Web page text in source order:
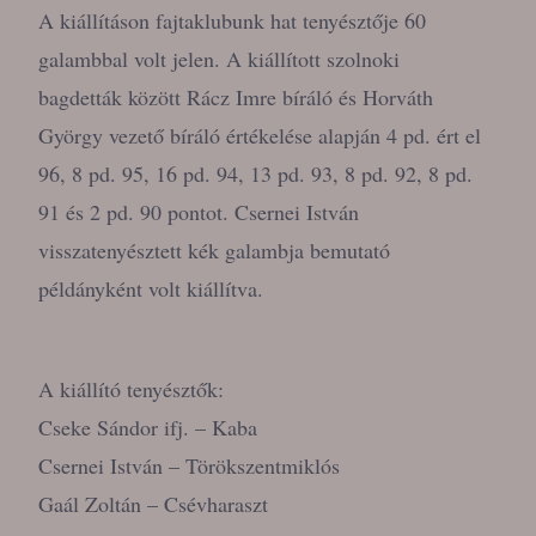
A kiállításon fajtaklubunk hat tenyésztője 60
galambbal volt jelen. A kiállított szolnoki
bagdetták között Rácz Imre bíráló és Horváth
György vezető bíráló értékelése alapján 4 pd. ért el
96, 8 pd. 95, 16 pd. 94, 13 pd. 93, 8 pd. 92, 8 pd.
91 és 2 pd. 90 pontot. Csernei István
visszatenyésztett kék galambja bemutató
példányként volt kiállítva.
A kiállító tenyésztők:
Cseke Sándor ifj. – Kaba
Csernei István – Törökszentmiklós
Gaál Zoltán – Csévharaszt